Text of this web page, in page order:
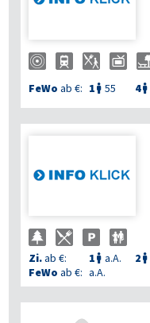
FeWo ab €: 1  55 4
Zi.ab €: 1  a.A. 2 
FeWo ab €: a.A.